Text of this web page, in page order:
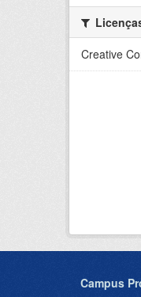
Creative
Campus